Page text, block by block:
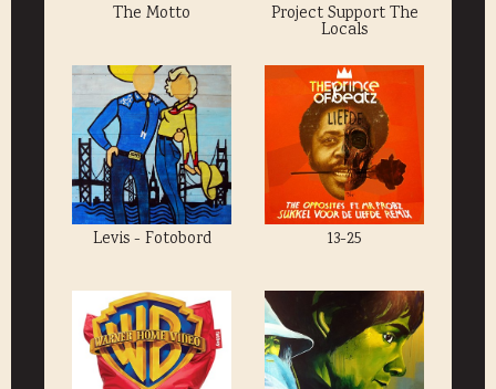
The Motto Project Support The
Locals
Levis - Fotobord 13-25